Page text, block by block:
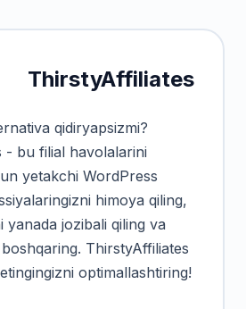
ThirstyAffiliates
qidiryapsizmi?
- bu filial havolalarini
yetakchi WordPress
himoya qiling,
yanada jozibali qiling va
ThirstyAffiliates
optimallashtiring!